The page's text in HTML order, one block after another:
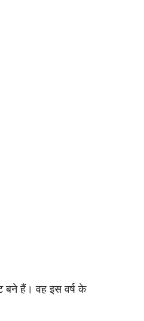
बने हैं। वह इस वर्ष के